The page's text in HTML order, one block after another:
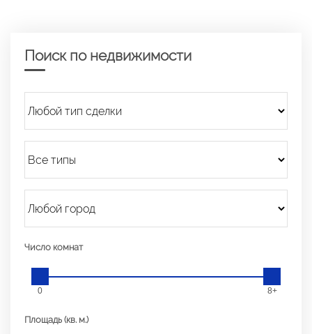
Поиск по недвижимости
Число комнат
0 8+
Площадь (кв. м.)